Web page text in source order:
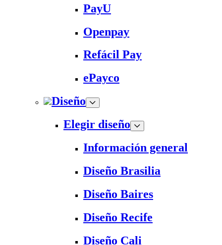
PayU
Openpay
Refácil Pay
ePayco
Diseño
Elegir diseño
Información general
Diseño Brasilia
Diseño Baires
Diseño Recife
Diseño Cali